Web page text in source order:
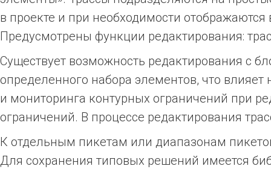
в проекте и при необходимости
Предусмотрены функции редактирования:
Существует возможность редактирования с
определенного набора элементов, что
и мониторинга контурных ограничений при
ограничений. В процессе редактирования
К отдельным пикетам или диапазонам
Для сохранения типовых решений имеется